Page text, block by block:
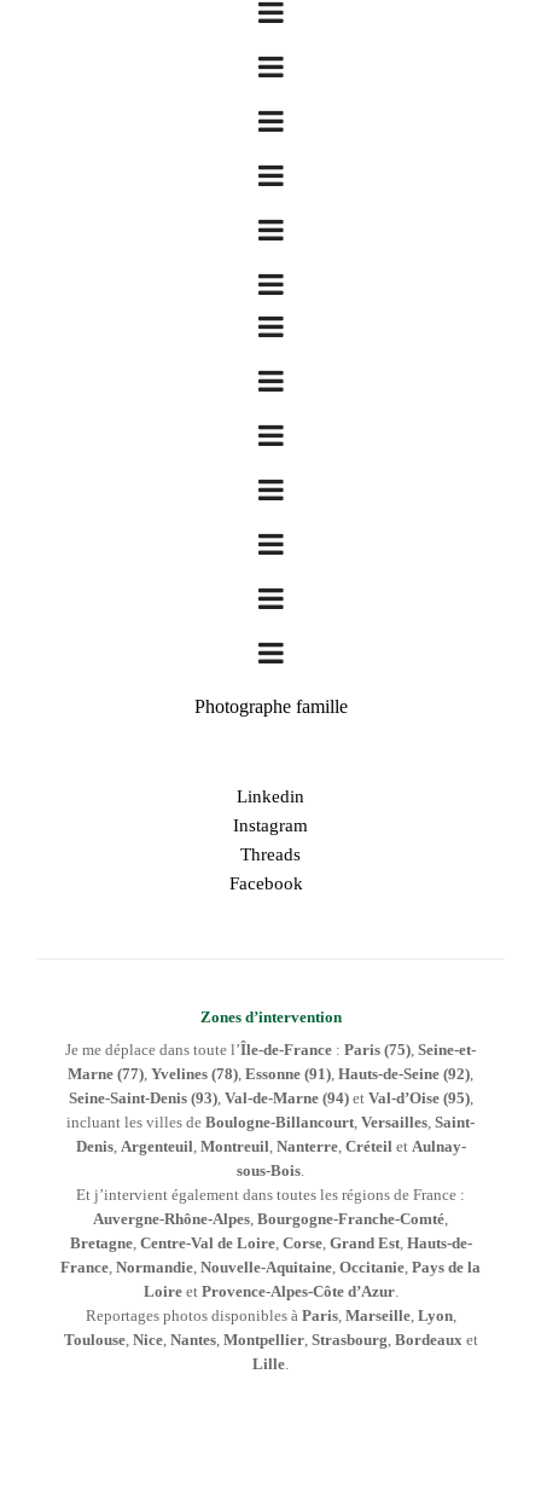
Photographe famille
Linkedin
Instagram
Threads
Facebook
Zones d’intervention
Je me déplace dans toute l’Île-de-France : Paris (75) Seine-et-
Marne (77) Yvelines (78) Essonne (91) Hauts-de-Seine (92)
Seine-Saint-Denis (93), Val-de-Marne (94)et Val-d’Oise (95),
incluant les villes de Boulogne-Billancourt Versailles Saint-
Denis, Argenteuil Montreuil Nanterre, Créteil et Aulnay-
sous-Bois
Et j’intervient également dans toutes les régions de France :
Auvergne-Rhône-Alpes Bourgogne-Franche-Comté
Bretagne, Centre-Val de Loire, Corse, Grand Est, Hauts-de-
France Normandie Nouvelle-Aquitaine Occitanie Pays de la
Loireet Provence-Alpes-Côte d’Azur.
Reportages photos disponibles à Paris, Marseille, Lyon,
Toulouse, Nice, Nantes, Montpellier, Strasbourg Bordeaux et
Lille